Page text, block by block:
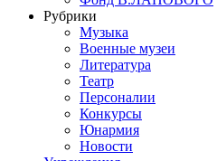
Рубрики
Музыка
Военные музеи
Литература
Театр
Персоналии
Конкурсы
Юнармия
Новости